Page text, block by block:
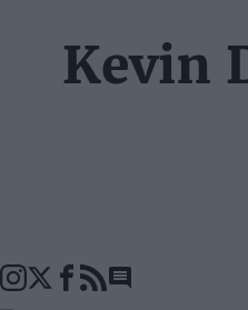
Kevin
Go to comments